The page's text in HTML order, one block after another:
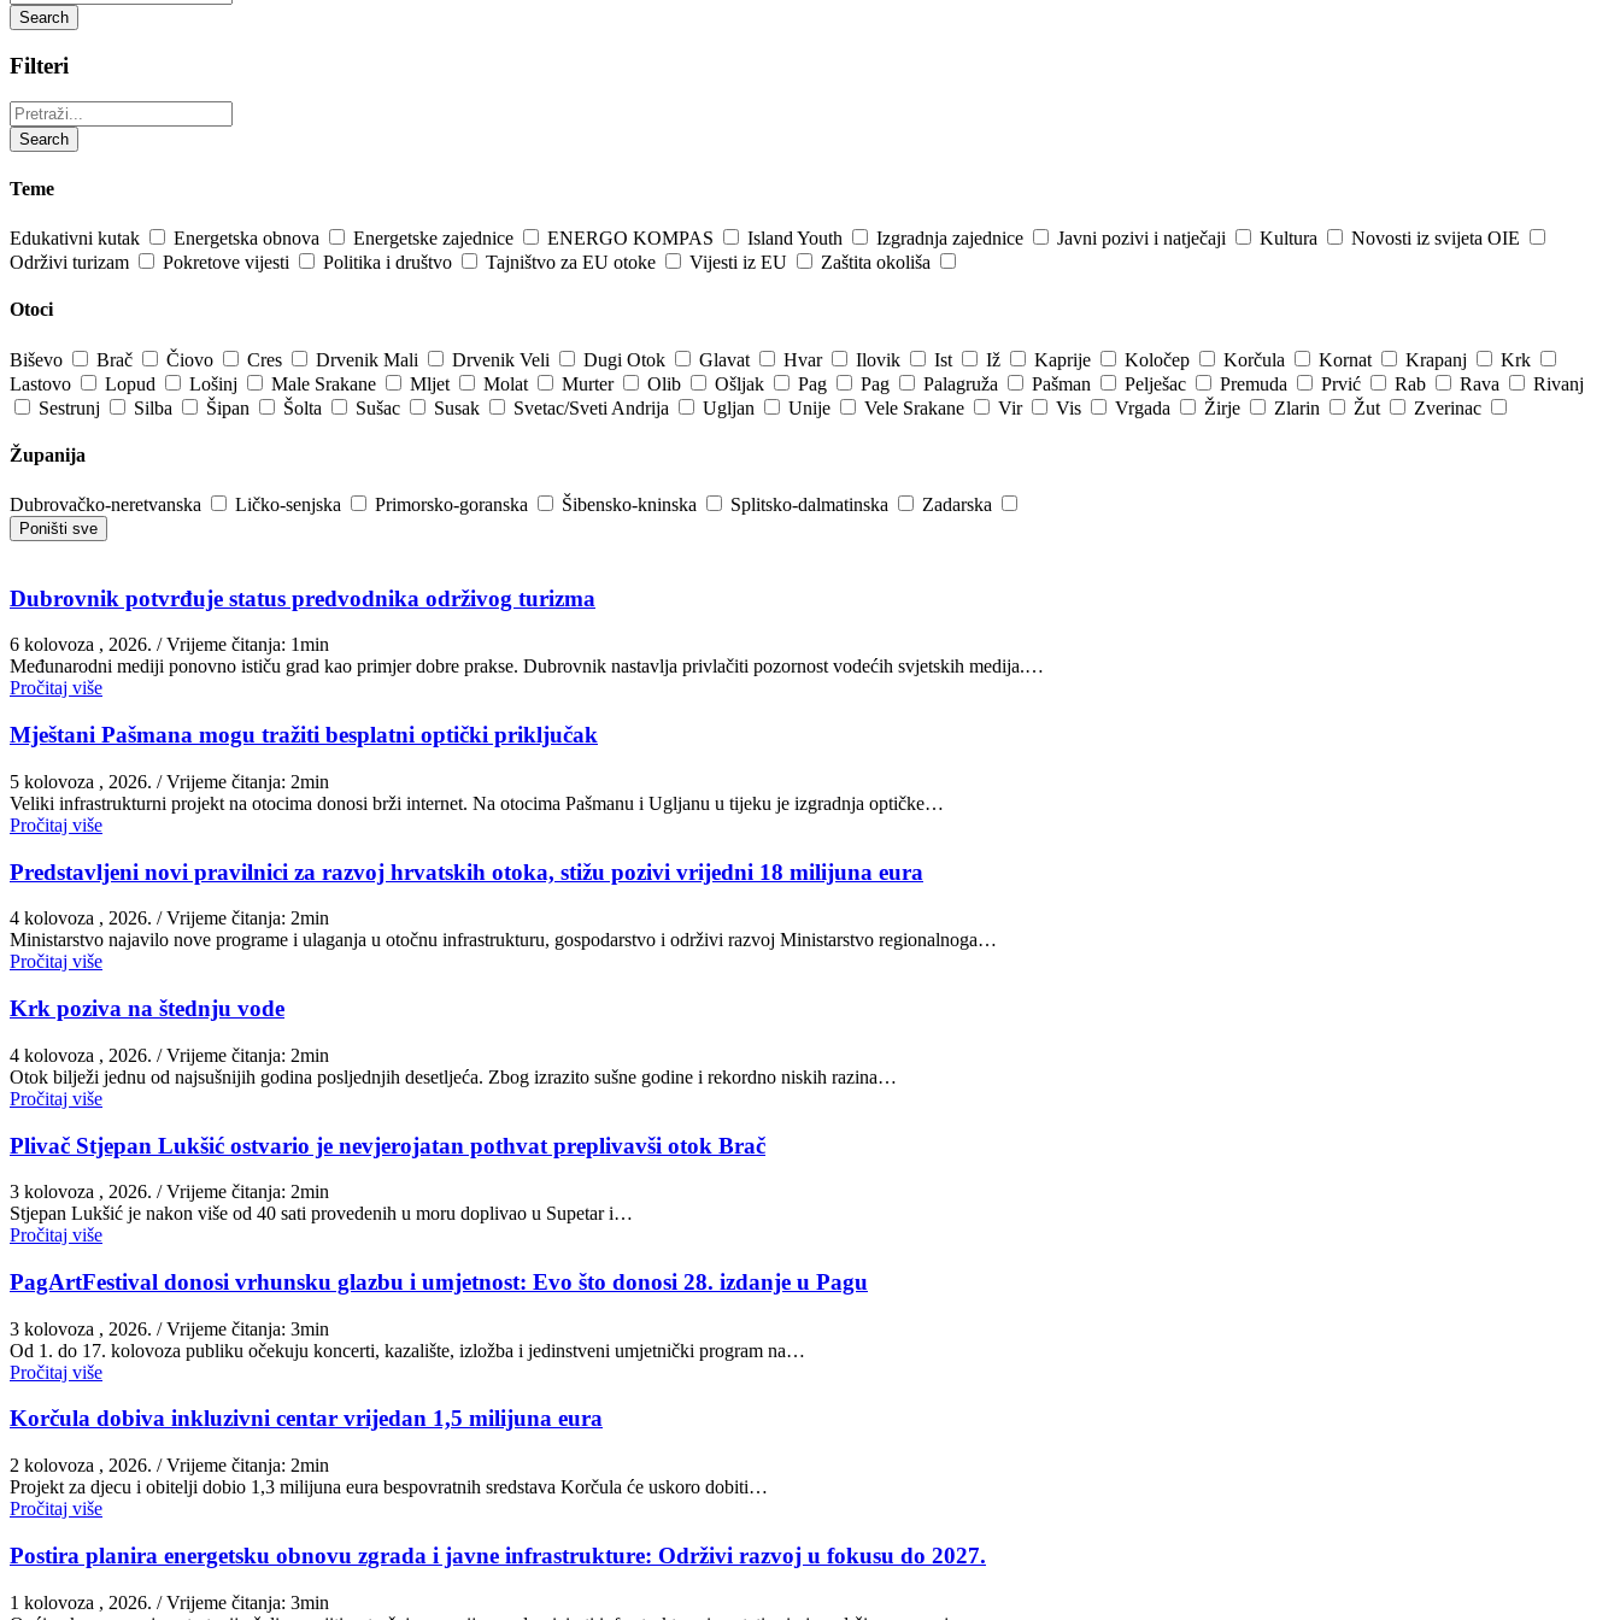
Search
Filteri
Pretraži:
Search
Teme
Edukativni kutak Energetska obnova Energetske zajednice ENERGO KOMPAS Island Youth Izgradnja zajednice Javni pozivi i natječaji Kultura
Novosti iz svijeta OIE
Održivi turizam
Pokretove vijesti Politika i društvo Tajništvo za EU otoke Vijesti iz EU Zaštita okoliša
Otoci
Biševo Brač Čiovo Cres Drvenik Mali Drvenik Veli Dugi Otok Glavat Hvar Ilovik Ist Iž Kaprije Koločep Korčula Kornat Krapanj
Krk
Lastovo
Lopud Lošinj Male Srakane Mljet Molat Murter Olib Ošljak Pag Pag Palagruža Pašman Pelješac Premuda Prvić Rab Rava
Rivanj
Sestrunj
Silba Šipan Šolta Sušac Susak Svetac/Sveti Andrija Ugljan Unije Vele Srakane Vir Vis Vrgada Žirje Zlarin Žut Zverinac
Županija
Dubrovačko-neretvanska Ličko-senjska Primorsko-goranska Šibensko-kninska Splitsko-dalmatinska Zadarska
Poništi sve
Dubrovnik potvrđuje status predvodnika održivog turizma
6 kolovoza , 2026. / Vrijeme čitanja: 1min
Međunarodni mediji ponovno ističu grad kao primjer dobre prakse. Dubrovnik nastavlja privlačiti pozornost vodećih svjetskih medija.…
Pročitaj više
Mještani Pašmana mogu tražiti besplatni optički priključak
5 kolovoza , 2026. / Vrijeme čitanja: 2min
Veliki infrastrukturni projekt na otocima donosi brži internet. Na otocima Pašmanu i Ugljanu u tijeku je izgradnja optičke…
Pročitaj više
Predstavljeni novi pravilnici za razvoj hrvatskih otoka, stižu pozivi vrijedni 18 milijuna eura
4 kolovoza , 2026. / Vrijeme čitanja: 2min
Ministarstvo najavilo nove programe i ulaganja u otočnu infrastrukturu, gospodarstvo i održivi razvoj Ministarstvo regionalnoga…
Pročitaj više
Krk poziva na štednju vode
4 kolovoza , 2026. / Vrijeme čitanja: 2min
Otok bilježi jednu od najsušnijih godina posljednjih desetljeća. Zbog izrazito sušne godine i rekordno niskih razina…
Pročitaj više
Plivač Stjepan Lukšić ostvario je nevjerojatan pothvat preplivavši otok Brač
3 kolovoza , 2026. / Vrijeme čitanja: 2min
St​jepan Lukšić je nakon više od 40 sati provedenih u moru doplivao u Supetar i…
Pročitaj više
PagArtFestival donosi vrhunsku glazbu i umjetnost: Evo što donosi 28. izdanje u Pagu
3 kolovoza , 2026. / Vrijeme čitanja: 3min
Od 1. do 17. kolovoza publiku očekuju koncerti, kazalište, izložba i jedinstveni umjetnički program na…
Pročitaj više
Korčula dobiva inkluzivni centar vrijedan 1,5 milijuna eura
2 kolovoza , 2026. / Vrijeme čitanja: 2min
Projekt za djecu i obitelji dobio 1,3 milijuna eura bespovratnih sredstava Korčula će uskoro dobiti…
Pročitaj više
Postira planira energetsku obnovu zgrada i javne infrastrukture: Održivi razvoj u fokusu do 2027.
1 kolovoza , 2026. / Vrijeme čitanja: 3min